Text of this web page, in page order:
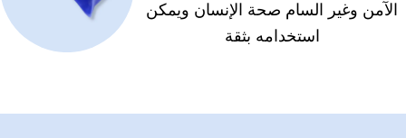
الآمن وغير السام صحة الإنسان ويمكن
استخدامه بثقة